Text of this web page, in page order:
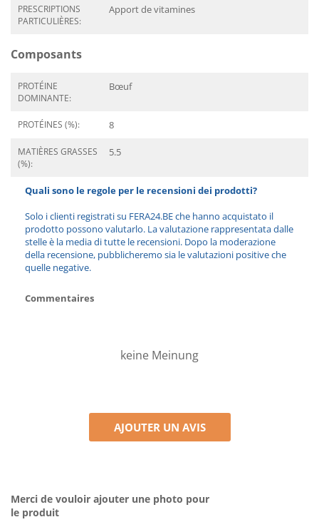
PRESCRIPTIONS
PARTICULIÈRES:
Apport de vitamines
Composants
PROTÉINE
DOMINANTE:
Bœuf
PROTÉINES (%): 8
MATIÈRES GRASSES
(%):
5.5
Quali sono le regole per le recensioni dei prodotti?
Solo i clienti registrati su FERA24.BE che hanno acquistato il
prodotto possono valutarlo. La valutazione rappresentata dalle
stelle è la media di tutte le recensioni. Dopo la moderazione
della recensione, pubblicheremo sia le valutazioni positive che
quelle negative.
Commentaires
keine Meinung
AJOUTER UN AVIS
Merci de vouloir ajouter une photo pour
le produit